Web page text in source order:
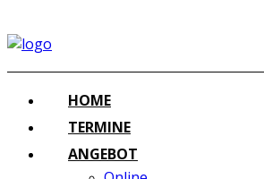
HOME
TERMINE
ANGEBOT